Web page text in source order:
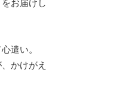
お届けし
遣い。
かけがえ